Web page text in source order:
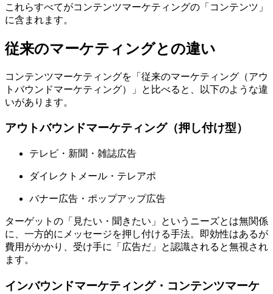
これらすべてがコンテンツマーケティングの「コンテンツ」
に含まれます。
従来のマーケティングとの違い
コンテンツマーケティングを「従来のマーケティング（アウ
トバウンドマーケティング）」と比べると、以下のような違
いがあります。
アウトバウンドマーケティング（押し付け型）
テレビ・新聞・雑誌広告
ダイレクトメール・テレアポ
バナー広告・ポップアップ広告
ターゲットの「見たい・聞きたい」というニーズとは無関係
に、一方的にメッセージを押し付ける手法。即効性はあるが
費用がかかり、受け手に「広告だ」と認識されると無視され
ます。
インバウンドマーケティング・コンテンツマーケ